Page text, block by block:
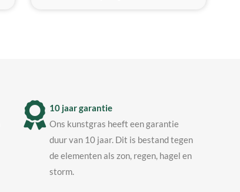
10 jaar garantie
Ons kunstgras heeft een garantie
duur van 10 jaar. Dit is bestand tegen
de elementen als zon, regen, hagel en
storm.